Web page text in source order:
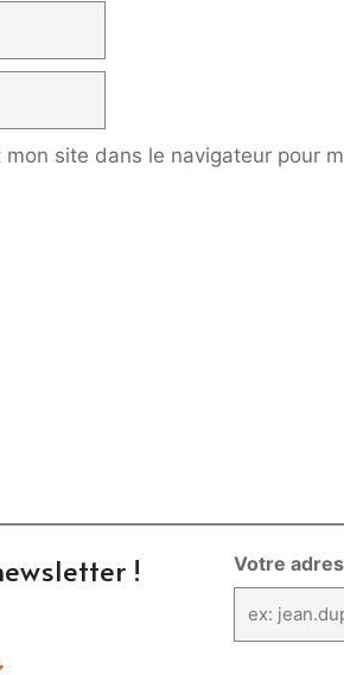
site dans le navigateur pour
! Votre